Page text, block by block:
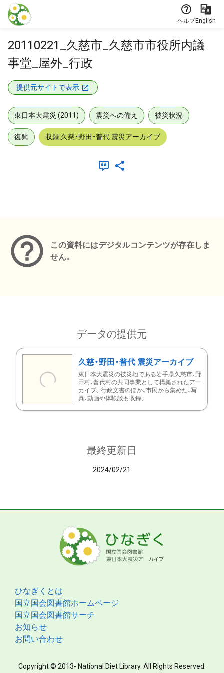
本文に飛ぶ
ヘルプEnglish
20110221_久慈市_久慈市市役所内議
事堂_屋外_行政
提供元サイトで表示
東日本大震災 (2011) 震災への備え 被災状況
復興 収録:久慈・野田・普代 震災アーカイブ
この資料にはデジタルコンテンツが存在しま
せん。
データの提供元
久慈・野田・普代 震災アーカイブ
東日本大震災の被災地である岩手県久慈市、野
田村、普代村の共同事業として構築されたアー
カイブ。行政文書のほか、市民から集めた、写
真、動画や体験談も収録。
最終更新日
2024/02/21
ひなぎくとは
国立国会図書館ホームページ
国立国会図書館サーチ
お知らせ
お問い合わせ
Copyright © 2013- National Diet Library. All Rights Reserved.